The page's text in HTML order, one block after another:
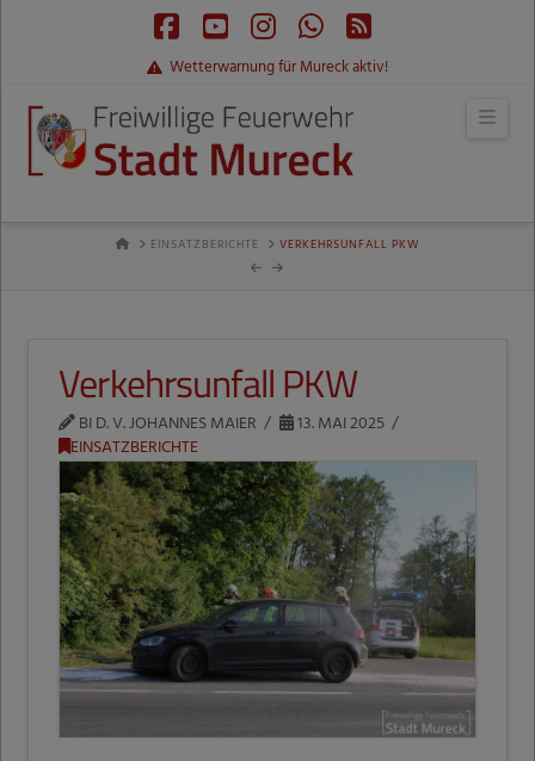
Facebook
YouTube
Instagram
Whatsapp
RSS
Wetterwarnung für Mureck aktiv!
HOMEEINSATZBERICHTE VERKEHRSUNFALL PKW
Verkehrsunfall PKW
BI D. V. JOHANNES MAIER
13. MAI 2025
EINSATZBERICHTE